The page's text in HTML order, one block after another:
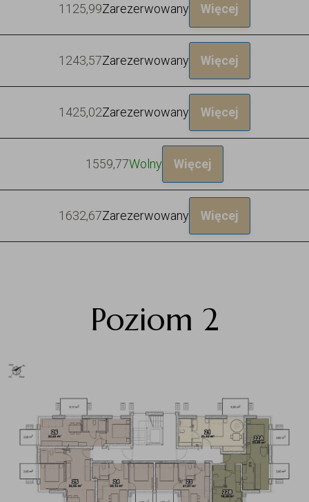
11 25,99Zarezerwowany Więcej
1243,57Zarezerwowany Więcej
1425,02Zarezerwowany Więcej
1559,77Wolny Więcej
1632,67Zarezerwowany Więcej
Poziom 2